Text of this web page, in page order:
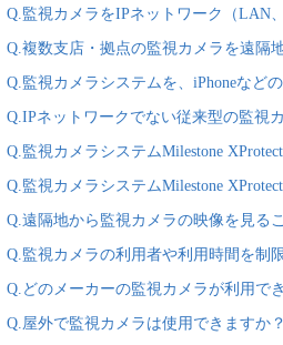
Q.監視カメラをIPネットワーク（LAN
Q.複数支店・拠点の監視カメラを遠隔
Q.監視カメラシステムを、iPhoneなど
Q.IPネットワークでない従来型の監視
Q.監視カメラシステムMilestone
Q.監視カメラシステムMilestone
Q.遠隔地から監視カメラの映像を見る
Q.監視カメラの利用者や利用時間を制
Q.どのメーカーの監視カメラが利用で
Q.屋外で監視カメラは使用できますか？